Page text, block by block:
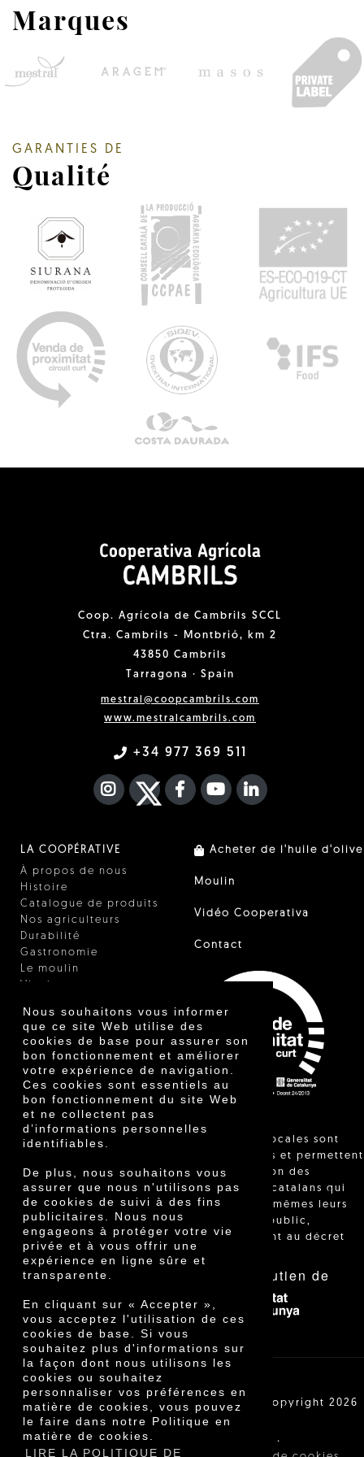
Nous souhaitons vous informer
que ce site Web utilise des
cookies de base pour assurer son
bon fonctionnement et améliorer
votre expérience de navigation.
Ces cookies sont essentiels au
bon fonctionnement du site Web
et ne collectent pas
d’informations personnelles
identifiables.
De plus, nous souhaitons vous
assurer que nous n'utilisons pas
de cookies de suivi à des fins
publicitaires. Nous nous
engageons à protéger votre vie
privée et à vous offrir une
expérience en ligne sûre et
transparente.
En cliquant sur « Accepter »,
vous acceptez l'utilisation de ces
cookies de base. Si vous
souhaitez plus d'informations sur
la façon dont nous utilisons les
cookies ou souhaitez
personnaliser vos préférences en
matière de cookies, vous pouvez
le faire dans notre Politique en
matière de cookies.
LIRE LA POLITIQUE DE
Marques
GARANTIES DE
Qualité
Coop. Agrícola de Cambrils SCCL
Ctra. Cambrils - Montbrió, km 2
43850 Cambrils
Tarragona · Spain
mestral@coopcambrils.com
www.mestralcambrils.com
+34 977 369 511
INSTAGRAM
TWITTER
FACEBOOK F
YOUTUBEFA LINKEDIN
LA COOPÉRATIVE
À propos de nous
Histoire
Catalogue de produits
Nos agriculteurs
Durabilité
Gastronomie
Le moulin
Certificats
Prix
Innovation
Acheter de l'huile d'olive
Moulin
Vidéo Cooperativa
Contact
"Les ventes locales sont
réglementées et permettent
l'identification des
agriculteurs catalans qui
vendent eux-mêmes leurs
produits au public,
conformément au décret
24/2013."
Avec le soutien de
Cooperativa Agrícola de Cambrils SCCL | Copyright 2026
©
Avis légal· ·